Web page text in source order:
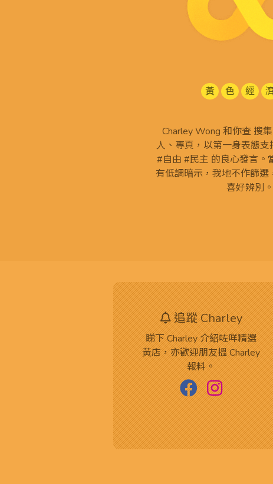
黃 色 經
Charley Wong 和你查 搜
人、專頁，以第一身表態
#自由 #民主 的良心發言。
有低調暗示，我地不作篩選
喜好辨別。
追蹤 Charley
睇下 Charley 介紹咗咩精選
黃店，亦歡迎朋友搵 Charley
報料。